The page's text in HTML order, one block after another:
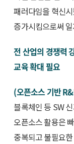
패러다임을 혁신
증가시킴으로써
전 산업의 경쟁력
교육 확대 필요
(오픈소스 기반
블록체인 등 SW
오픈소스 활용은
중복되고 불필요